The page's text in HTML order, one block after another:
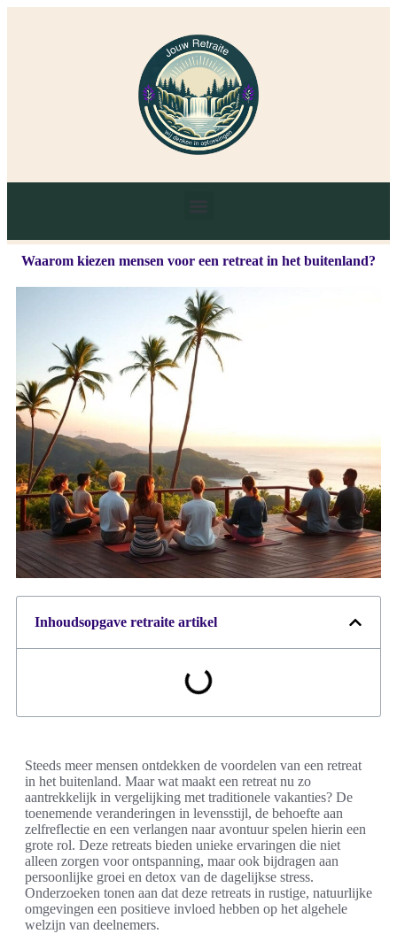
Waarom kiezen mensen voor een retreat in het buitenland?
Inhoudsopgave retraite artikel
Steeds meer mensen ontdekken de voordelen van een retreat
in het buitenland. Maar wat maakt een retreat nu zo
aantrekkelijk in vergelijking met traditionele vakanties? De
toenemende veranderingen in levensstijl, de behoefte aan
zelfreflectie en een verlangen naar avontuur spelen hierin een
grote rol. Deze retreats bieden unieke ervaringen die niet
alleen zorgen voor ontspanning, maar ook bijdragen aan
persoonlijke groei en detox van de dagelijkse stress.
Onderzoeken tonen aan dat deze retreats in rustige, natuurlijke
omgevingen een positieve invloed hebben op het algehele
welzijn van deelnemers.